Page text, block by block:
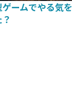
ームでやる気を